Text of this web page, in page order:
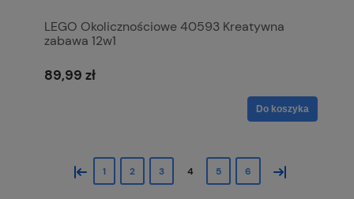
LEGO Okolicznościowe 40593 Kreatywna
zabawa 12w1
89,99 zł
Do koszyka
« 1 2 3 4 5 6 »